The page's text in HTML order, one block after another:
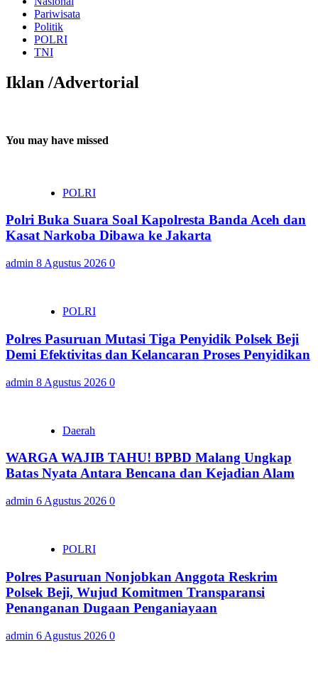
Pariwisata
Politik
POLRI
TNI
Iklan /Advertorial
You may have missed
POLRI
Polri Buka Suara Soal Kapolresta Banda Aceh dan
Kasat Narkoba Dibawa ke Jakarta
admin 8 Agustus 2026 0
POLRI
Polres Pasuruan Mutasi Tiga Penyidik Polsek Beji
Demi Efektivitas dan Kelancaran Proses Penyidikan
admin 8 Agustus 2026 0
Daerah
WARGA WAJIB TAHU! BPBD Malang Ungkap
Batas Nyata Antara Bencana dan Kejadian Alam
admin 6 Agustus 2026 0
POLRI
Polres Pasuruan Nonjobkan Anggota Reskrim
Polsek Beji, Wujud Komitmen Transparansi
Penanganan Dugaan Penganiayaan
admin 6 Agustus 2026 0